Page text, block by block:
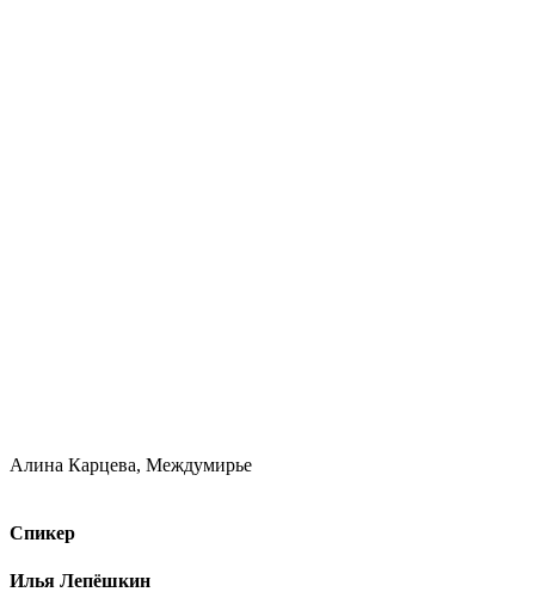
Алина Карцева, Междумирье
Спикер
Илья Лепёшкин